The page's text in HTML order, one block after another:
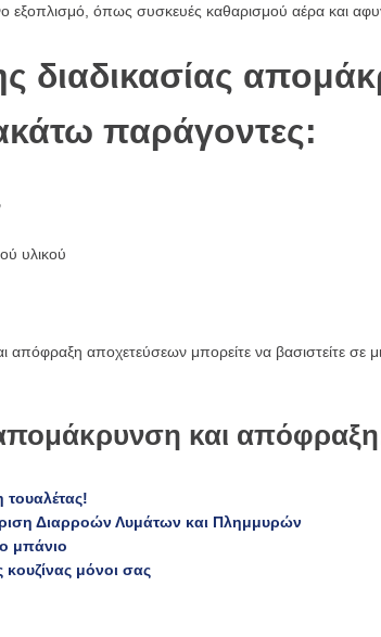
εξοπλισμό, όπως συσκευές καθαρισμού αέρα και
διαδικασίας
παράγοντες:
υλικού
απόφραξη αποχετεύσεων μπορείτε να βασιστείτε σε
και
Διαρροών Λυμάτων και Πλημμυρών
μπάνιο
μόνοι σας